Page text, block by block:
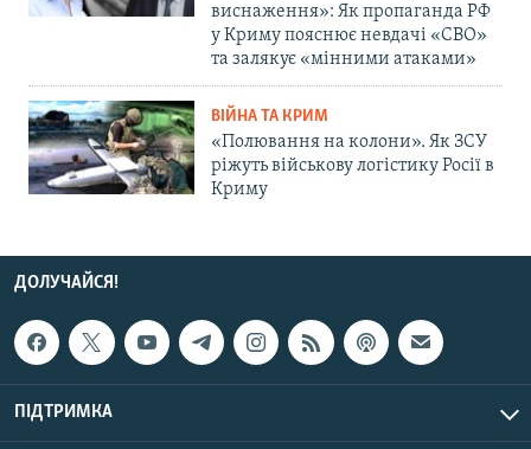
виснаження»: Як пропаганда РФ
у Криму пояснює невдачі «СВО»
та залякує «мінними атаками»
ВІЙНА ТА КРИМ
«Полювання на колони». Як ЗСУ
ріжуть військову логістику Росії в
Криму
ДОЛУЧАЙСЯ!
ПІДТРИМКА